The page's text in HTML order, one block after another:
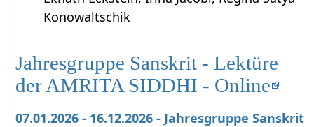
Konowaltschik
Jahresgruppe Sanskrit - Lektüre
der AMRITA SIDDHI - Online
07.01.2026 - 16.12.2026 - Jahresgruppe Sanskrit